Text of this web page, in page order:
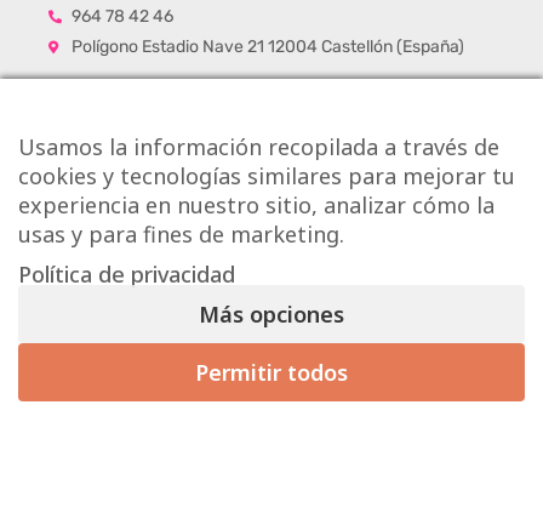
964 78 42 46
Polígono Estadio Nave 21 12004 Castellón (España)
Copyright © Onlytiles S.L.
Usamos la información recopilada a través de
cookies y tecnologías similares para mejorar tu
experiencia en nuestro sitio, analizar cómo la
usas y para fines de marketing.
Política de privacidad
Más opciones
Permitir todos